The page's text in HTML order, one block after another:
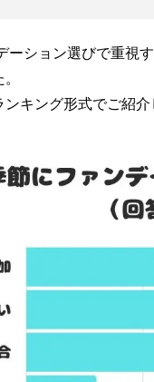
ーション選びで重視
キング形式でご紹介